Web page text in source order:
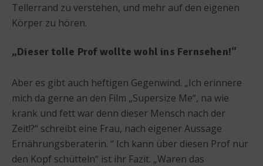
Tellerrand zu verstehen, und mehr auf den eigenen
Körper zu hören.
„Dieser tolle Prof wollte wohl ins Fernsehen!“
Aber es gibt auch heftigen Gegenwind. „Ich erinnere
mich da gerne an den Film „Supersize Me“, na wie
krank und fett war denn dieser Mensch nach der
Zeit!?“ schreibt eine Frau, nach eigener Aussage
Ernährungsberaterin. “ Ich kann über diesen Prof nur
den Kopf schütteln“ ist ihr Fazit. „Waren das